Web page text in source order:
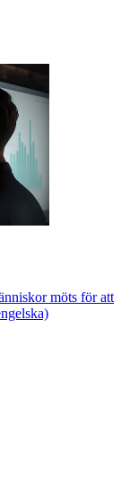
möts för att